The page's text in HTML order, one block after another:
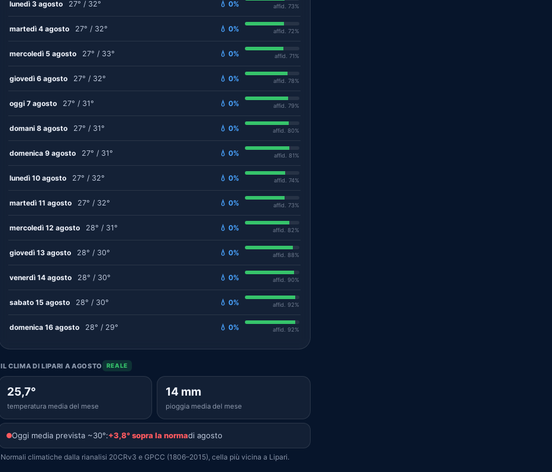
lunedì 3 agosto 27° / 32° 💧 0% affid. 73%
martedì 4 agosto 27° / 32° 💧 0% affid. 72%
mercoledì 5 agosto 27° / 33° 💧 0% affid. 71%
giovedì 6 agosto 27° / 32° 💧 0% affid. 78%
oggi 7 agosto 27° / 31° 💧 0% affid. 79%
domani 8 agosto 27° / 31° 💧 0% affid. 80%
domenica 9 agosto 27° / 31° 💧 0% affid. 81%
lunedì 10 agosto 27° / 32° 💧 0% affid. 74%
martedì 11 agosto 27° / 32° 💧 0% affid. 73%
mercoledì 12 agosto 28° / 31° 💧 0% affid. 82%
giovedì 13 agosto 28° / 30° 💧 0% affid. 88%
venerdì 14 agosto 28° / 30° 💧 0% affid. 90%
sabato 15 agosto 28° / 30° 💧 0% affid. 92%
domenica 16 agosto 28° / 29° 💧 0% affid. 92%
IL CLIMA DI LIPARI A AGOSTO REALE
25,7°
temperatura media del mese
14 mm
pioggia media del mese
Oggi media prevista ~30°:+3,8° sopra la normadi agosto
Normali climatiche dalla rianalisi 20CRv3 e GPCC (1806–2015), cella più vicina a Lipari.